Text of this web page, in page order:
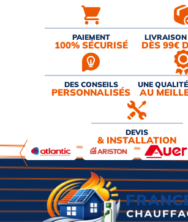
PAIEMENT
100% SÉCURISÉ
LIVRAISON
DÈS 99€
DES CONSEILS
PERSONNALISÉS
UNE
AU
DEVIS
& INSTALLATION